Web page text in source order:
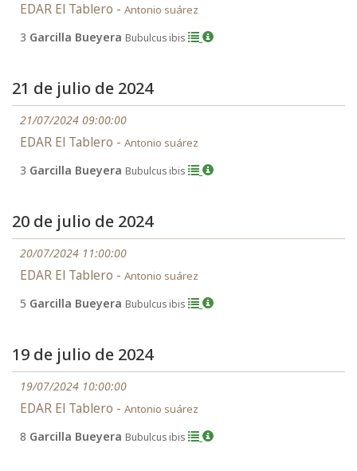
EDAR El Tablero - Antonio suárez
3 Garcilla Bueyera Bubulcus ibis
21 de julio de 2024
21/07/2024 09:00:00
EDAR El Tablero - Antonio suárez
3 Garcilla Bueyera Bubulcus ibis
20 de julio de 2024
20/07/2024 11:00:00
EDAR El Tablero - Antonio suárez
5 Garcilla Bueyera Bubulcus ibis
19 de julio de 2024
19/07/2024 10:00:00
EDAR El Tablero - Antonio suárez
8 Garcilla Bueyera Bubulcus ibis